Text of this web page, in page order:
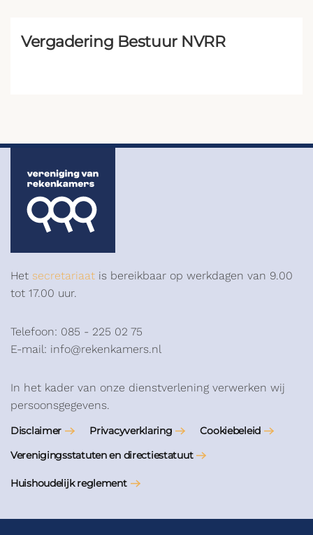
Vergadering Bestuur NVRR
Het secretariaat is bereikbaar op werkdagen van 9.00
tot 17.00 uur.
Telefoon: 085 - 225 02 75
E-mail: info@rekenkamers.nl
In het kader van onze dienstverlening verwerken wij
persoonsgegevens.
Disclaimer Privacyverklaring
Cookiebeleid
Verenigingsstatuten en directiestatuut
Huishoudelijk reglement